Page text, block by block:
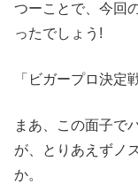
つーことで、今回
ったでしょう!
「ビガープロ決定
まあ、この面子で
が、とりあえずノ
か。